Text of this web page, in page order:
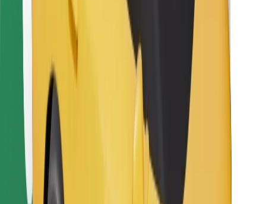
Təhlükəsizlik
Dəqiqələr ərzində gediş əldə et!
Bolt tətbiqini endir
Sevdiyiniz yeməyi tapın!
Bolt Food tətbiqini endir